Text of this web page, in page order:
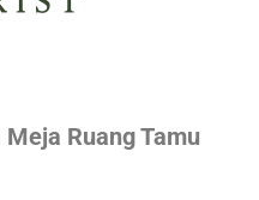
Ruang Tamu